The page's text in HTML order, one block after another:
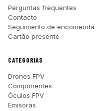
Perguntas frequentes
Contacto
Seguimento de encomenda
Cartão presente
CATEGORIAS
Drones FPV
Componentes
Óculos FPV
Emisoras